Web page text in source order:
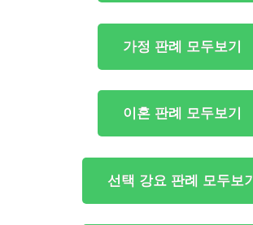
가정 판례 모두보기
이혼 판례 모두보기
선택 강요 판례 모두보기